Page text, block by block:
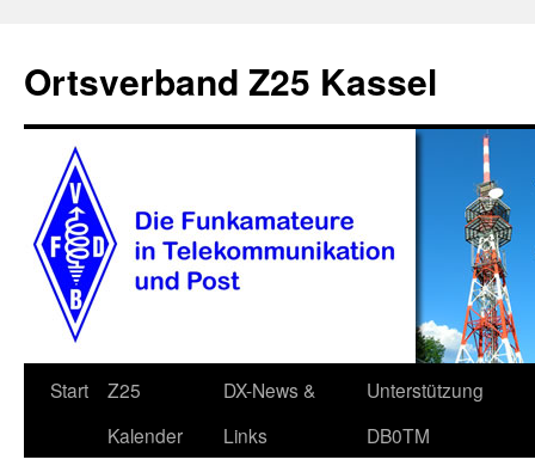
springen
Ortsverband Z25 Kassel
Start
Z25
Kalender
DX-News &
Links
Unterstützung
DB0TM